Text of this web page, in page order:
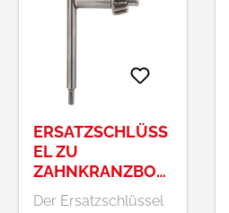
ERSATZSCHLÜSS
EL ZU
ZAHNKRANZBOH
RFUTTER S3, A,
Der Ersatzschlüssel